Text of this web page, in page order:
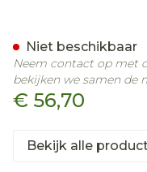
€ 56,70
Niet beschikbaar
Neem contact op met
bekijken we samen de
Bekijk alle